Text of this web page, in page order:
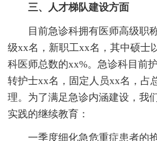
三、人才梯队建设方面
目前急诊科拥有医师高级职
级xx名，新职工xx名，其中硕士
科医师总数的xx%。急诊科目前
转护士xx名，固定人员xx名，占
理。为了满足急诊内涵建设，我
实践的继续教育：
一季度细化急危重症患者的